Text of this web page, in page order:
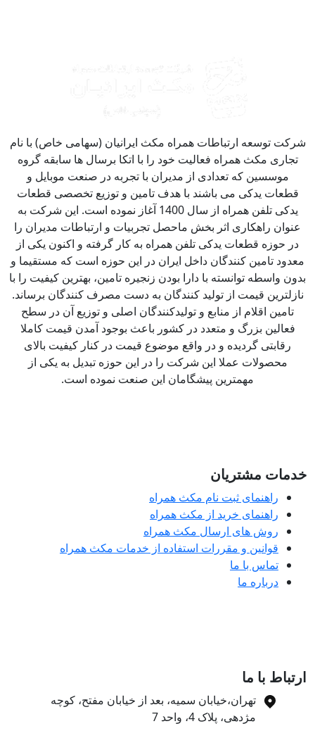
توسعه ارتباطات همراه مکث ایرانیان (سهامی خاص) با نام
مکث همراه فعالیت خود را با اتکا برسال ها سابقه گروه
موسسین که تعدادی از مدیران با تجربه در صنعت موبایل و
یدکی می باشند با هدف تامین و توزیع تخصصی قطعات
یدکی تلفن همراه از سال 1400 آغاز نموده است. این شرکت به
راهکاری اثر بخش ماحصل تجربیات و ارتباطات مدیران را
حوزه قطعات یدکی تلفن همراه به کار گرفته و اکنون یکی از
تامین کنندگان داخل ایران در این حوزه است که مستقیما و
واسطه توانسته با دارا بودن زنجیره تامین، بهترین کیفیت را با
قیمت از تولید کنندگان به دست مصرف کنندگان برساند.
تامین اقلام از منابع و تولیدکنندگان اصلی و توزیع آن در سطح
فعالین بزرگ و متعدد در کشور باعث بوجود آمدن قیمت کاملا
رقابتی گردیده و در واقع موضوع قیمت در کنار کیفیت بالای
محصولات عملا این شرکت را در این حوزه تبدیل به یکی از
مهمترین پیشگامان این صنعت نموده است.
مشتریان
راهنمای ثبت نام مکث همراه
راهنمای خرید از مکث همراه
روش های ارسال مکث همراه
قوانین و مقررات استفاده از خدمات مکث همراه
تماس با ما
درباره ما
با ما
تهران،خیابان سمیه، بعد از خیابان مفتح، کوچه
مژدهی، پلاک 4، واحد 7